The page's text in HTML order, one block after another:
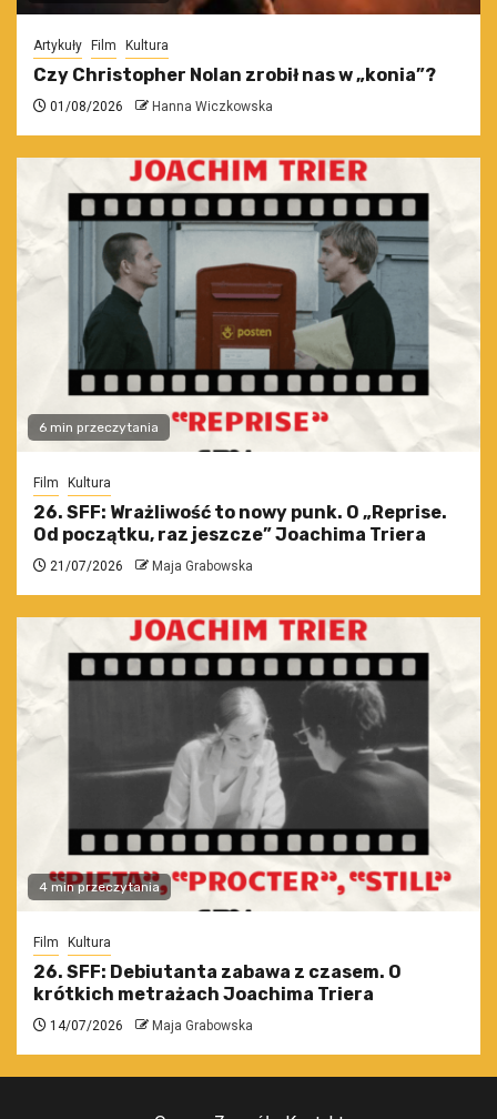
Artykuły Film Kultura
Czy Christopher Nolan zrobił nas w „konia”?
01/08/2026 Hanna Wiczkowska
6 min przeczytania
Film Kultura
26. SFF: Wrażliwość to nowy punk. O „Reprise.
Od początku, raz jeszcze” Joachima Triera
21/07/2026 Maja Grabowska
4 min przeczytania
Film Kultura
26. SFF: Debiutanta zabawa z czasem. O
krótkich metrażach Joachima Triera
14/07/2026 Maja Grabowska